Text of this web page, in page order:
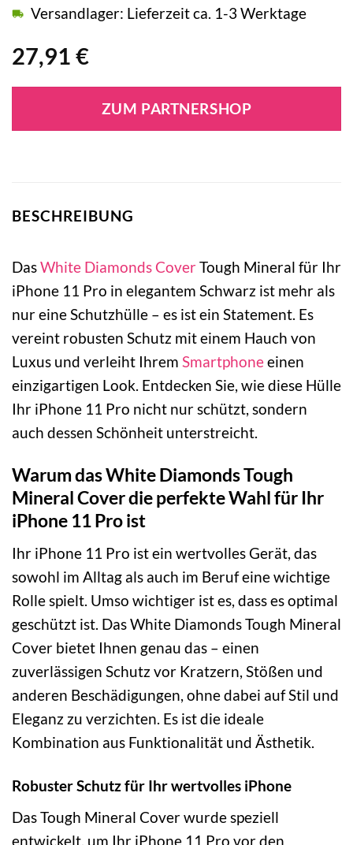
27,91 €
Versandlager: Lieferzeit ca. 1-3 Werktage
ZUM PARTNERSHOP
BESCHREIBUNG
DasWhite Diamonds CoverTough Mineral für Ihr
iPhone 11 Pro in elegantem Schwarz ist mehr als
nur eine Schutzhülle – es ist ein Statement. Es
vereint robusten Schutz mit einem Hauch von
Luxus und verleiht Ihrem Smartphoneeinen
einzigartigen Look. Entdecken Sie, wie diese Hülle
Ihr iPhone 11 Pro nicht nur schützt, sondern
auch dessen Schönheit unterstreicht.
Warum das White Diamonds Tough
Mineral Cover die perfekte Wahl für Ihr
iPhone 11 Pro ist
Ihr iPhone 11 Pro ist ein wertvolles Gerät, das
sowohl im Alltag als auch im Beruf eine wichtige
Rolle spielt. Umso wichtiger ist es, dass es optimal
geschützt ist. Das White Diamonds Tough Mineral
Cover bietet Ihnen genau das – einen
zuverlässigen Schutz vor Kratzern, Stößen und
anderen Beschädigungen, ohne dabei auf Stil und
Eleganz zu verzichten. Es ist die ideale
Kombination aus Funktionalität und Ästhetik.
Robuster Schutz für Ihr wertvolles iPhone
Das Tough Mineral Cover wurde speziell
entwickelt, um Ihr iPhone 11 Pro vor den